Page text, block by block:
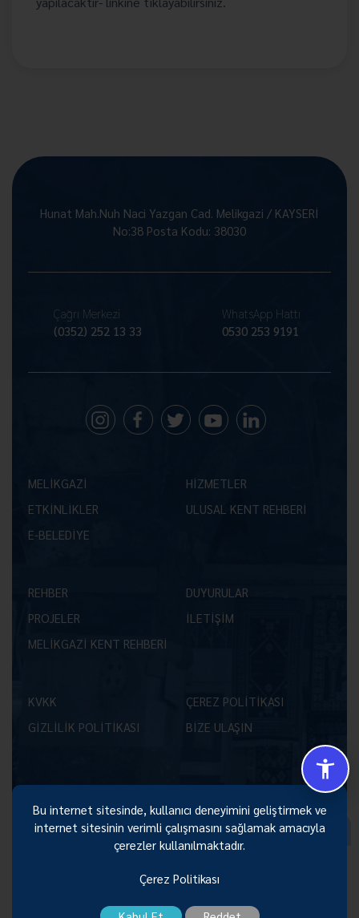
Hunat Mah.Nuh Naci Yazgan Cad. Melikgazi / KAYSERİ
No:38 Posta Kodu: 38030
Çağrı Merkezi
(0352) 252 13 33
WhatsApp Hattı
0530 253 9191
MELİKGAZİ
HİZMETLER
ETKİNLİKLER
ULUSAL KENT REHBERİ
E-BELEDİYE
REHBER
DUYURULAR
PROJELER
İLETİŞİM
MELİKGAZİ KENT REHBERİ
KVKK
ÇEREZ POLİTİKASI
GİZLİLİK POLİTİKASI
BİZE ULAŞIN
Size Nasıl Yardımcı Olabilirim 😊
Bu internet sitesinde, kullanıcı deneyimini geliştirmek ve
internet sitesinin verimli çalışmasını sağlamak amacıyla
çerezler kullanılmaktadır.
Çerez Politikası